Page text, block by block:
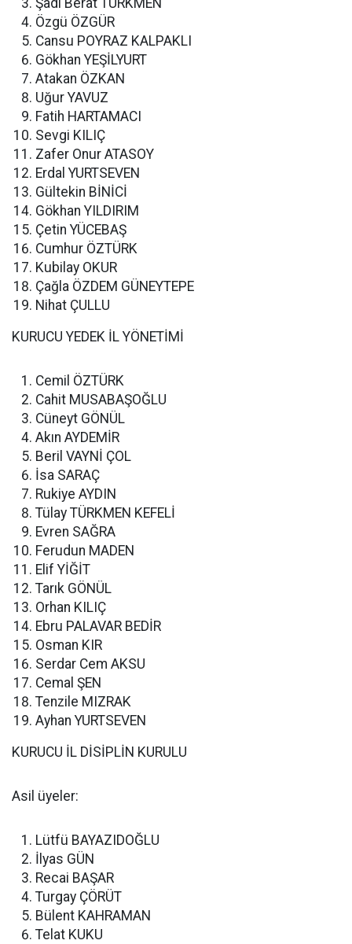
Şadi Berat TÜRKMEN
Özgü ÖZGÜR
Cansu POYRAZ KALPAKLI
Gökhan YEŞİLYURT
Atakan ÖZKAN
Uğur YAVUZ
Fatih HARTAMACI
Sevgi KILIÇ
Zafer Onur ATASOY
Erdal YURTSEVEN
Gültekin BİNİCİ
Gökhan YILDIRIM
Çetin YÜCEBAŞ
Cumhur ÖZTÜRK
Kubilay OKUR
Çağla ÖZDEM GÜNEYTEPE
Nihat ÇULLU
KURUCU YEDEK İL YÖNETİMİ
Cemil ÖZTÜRK
Cahit MUSABAŞOĞLU
Cüneyt GÖNÜL
Akın AYDEMİR
Beril VAYNİ ÇOL
İsa SARAÇ
Rukiye AYDIN
Tülay TÜRKMEN KEFELİ
Evren SAĞRA
Ferudun MADEN
Elif YİĞİT
Tarık GÖNÜL
Orhan KILIÇ
Ebru PALAVAR BEDİR
Osman KIR
Serdar Cem AKSU
Cemal ŞEN
Tenzile MIZRAK
Ayhan YURTSEVEN
KURUCU İL DİSİPLİN KURULU
Asil üyeler:
Lütfü BAYAZIDOĞLU
İlyas GÜN
Recai BAŞAR
Turgay ÇÖRÜT
Bülent KAHRAMAN
Telat KUKU